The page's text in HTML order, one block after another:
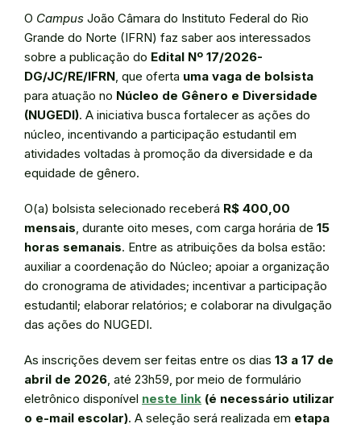
O Campus João Câmara do Instituto Federal do Rio
Grande do Norte (IFRN) faz saber aos interessados
sobre a publicação do Edital Nº 17/2026-
DG/JC/RE/IFRN, que oferta uma vaga de bolsista
para atuação no Núcleo de Gênero e Diversidade
(NUGEDI). A iniciativa busca fortalecer as ações do
núcleo, incentivando a participação estudantil em
atividades voltadas à promoção da diversidade e da
equidade de gênero.
O(a) bolsista selecionado receberá R$ 400,00
mensais, durante oito meses, com carga horária de 15
horas semanais. Entre as atribuições da bolsa estão:
auxiliar a coordenação do Núcleo; apoiar a organização
do cronograma de atividades; incentivar a participação
estudantil; elaborar relatórios; e colaborar na divulgação
das ações do NUGEDI.
As inscrições devem ser feitas entre os dias 13 a 17 de
abril de 2026, até 23h59, por meio de formulário
eletrônico disponível neste link (é necessário utilizar
o e-mail escolar). A seleção será realizada em etapa